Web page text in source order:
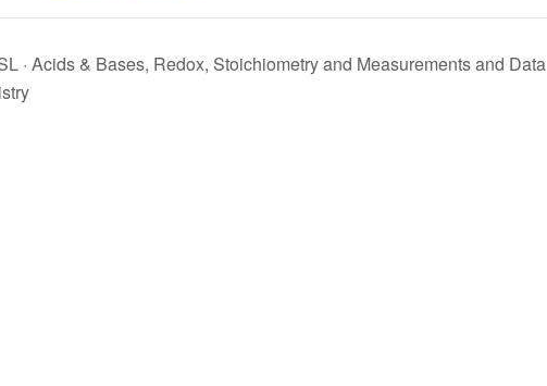
· Acids & Bases, Redox, Stoichiometry and Measurements and Data